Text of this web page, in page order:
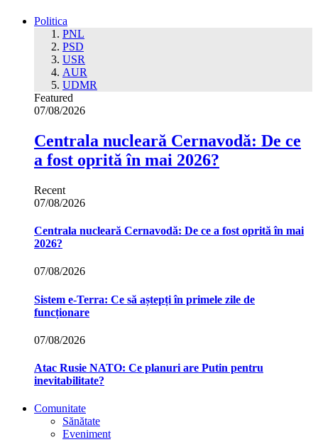
Politica
PNL
PSD
USR
AUR
UDMR
Featured
07/08/2026
Centrala nucleară Cernavodă: De ce
a fost oprită în mai 2026?
Recent
07/08/2026
Centrala nucleară Cernavodă: De ce a fost oprită în mai
2026?
07/08/2026
Sistem e-Terra: Ce să aștepți în primele zile de
funcționare
07/08/2026
Atac Rusie NATO: Ce planuri are Putin pentru
inevitabilitate?
Comunitate
Sănătate
Eveniment